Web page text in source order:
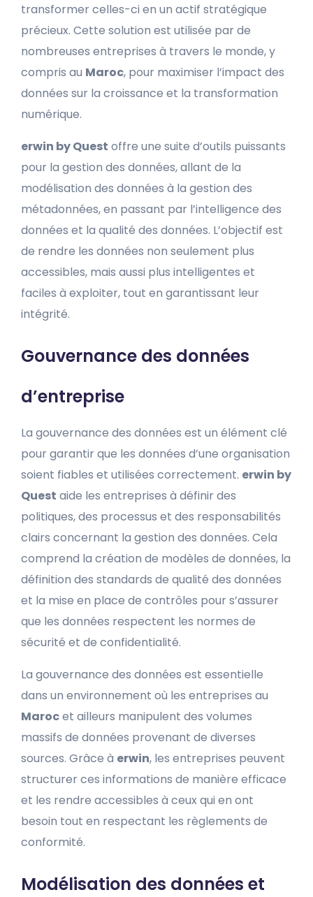
transformer celles-ci en un actif stratégique
précieux. Cette solution est utilisée par de
nombreuses entreprises à travers le monde, y
compris au Maroc, pour maximiser l’impact des
données sur la croissance et la transformation
numérique.
erwin by Quest offre une suite d’outils puissants
pour la gestion des données, allant de la
modélisation des données à la gestion des
métadonnées, en passant par l’intelligence des
données et la qualité des données. L’objectif est
de rendre les données non seulement plus
accessibles, mais aussi plus intelligentes et
faciles à exploiter, tout en garantissant leur
intégrité.
Gouvernance des données
d’entreprise
La gouvernance des données est un élément clé
pour garantir que les données d’une organisation
soient fiables et utilisées correctement. erwin by
Quest aide les entreprises à définir des
politiques, des processus et des responsabilités
clairs concernant la gestion des données. Cela
comprend la création de modèles de données, la
définition des standards de qualité des données
et la mise en place de contrôles pour s’assurer
que les données respectent les normes de
sécurité et de confidentialité.
La gouvernance des données est essentielle
dans un environnement où les entreprises au
Marocet ailleurs manipulent des volumes
massifs de données provenant de diverses
sources. Grâce à erwin, les entreprises peuvent
structurer ces informations de manière efficace
et les rendre accessibles à ceux qui en ont
besoin tout en respectant les règlements de
conformité.
Modélisation des données et